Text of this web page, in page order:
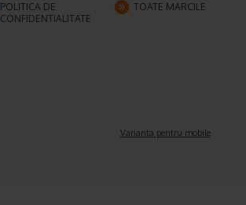
POLITICA DE
CONFIDENTIALITATE
TOATE MARCILE
Varianta pentru mobile